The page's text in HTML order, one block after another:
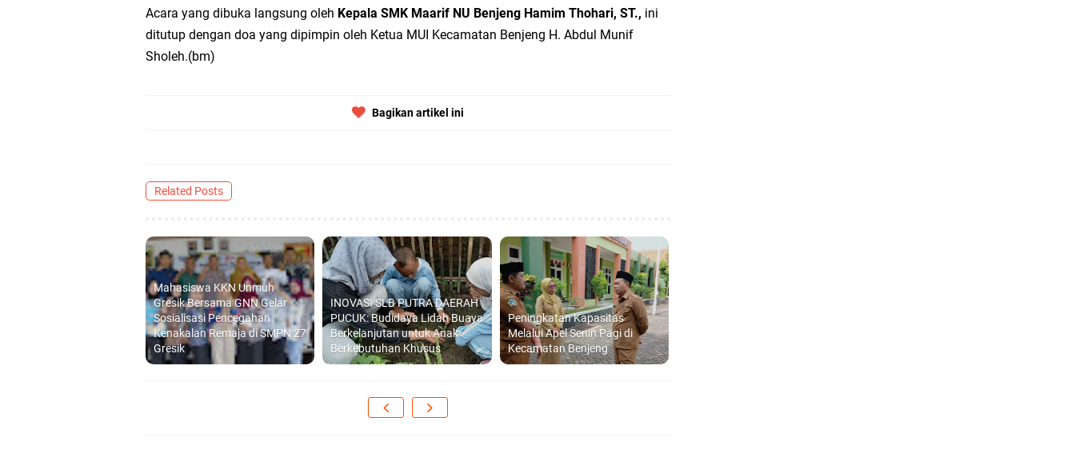
Acara yang dibuka langsung oleh Kepala SMK Maarif NU Benjeng Hamim Thohari, ST., ini
ditutup dengan doa yang dipimpin oleh Ketua MUI Kecamatan Benjeng H. Abdul Munif
Sholeh.(bm)
Bagikan artikel ini
Related Posts
Mahasiswa KKN Unmuh
Gresik Bersama GNN Gelar
Sosialisasi Pencegahan
Kenakalan Remaja di SMPN 27
Gresik
INOVASI SLB PUTRA DAERAH
PUCUK: Budidaya Lidah Buaya
Berkelanjutan untuk Anak
Berkebutuhan Khusus
Peningkatan Kapasitas
Melalui Apel Senin Pagi di
Kecamatan Benjeng